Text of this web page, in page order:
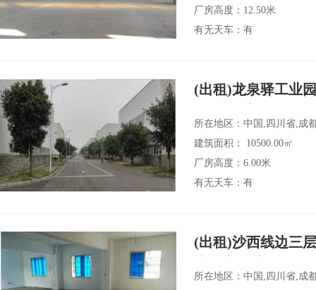
厂房高度：12.50米
有无天车：有
(出租)龙泉驿工业
所在地区：中国,四川省,成
建筑面积： 10500.00㎡
厂房高度：6.00米
有无天车：有
(出租)沙西线边三
所在地区：中国,四川省,成